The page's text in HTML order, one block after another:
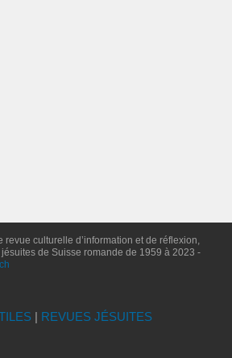
revue culturelle d’information et de réflexion,
de Suisse romande de 1959 à 2023 -
| REVUES JÉSUITES